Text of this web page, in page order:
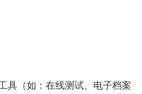
具（如：在线测试、电子档案